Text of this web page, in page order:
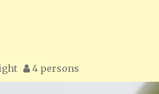
4 persons